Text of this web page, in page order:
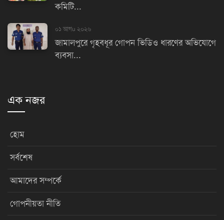
কমিটি...
০১ আগu ২০২৬
জামালপুরে গৃহবধূর গোপন ভিডিও ধারণের অভিযোগে
ব্যবসা...
এক নজর
হোম
সর্বশেষ
আমাদের সম্পর্কে
গোপনীয়তা নীতি